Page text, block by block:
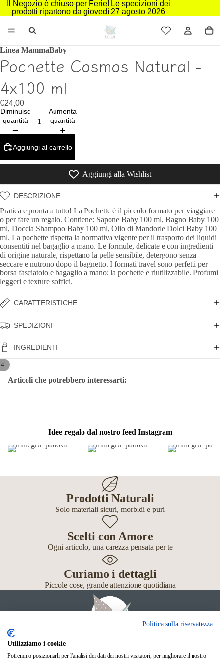
Il Negozio è chiuso per Ferie! Le spedizioni dei
prodotti ripartono da giovedì 27 agosto 2026
4
Linea MammaBaby
Pochette Cosmos Natural -
4x100 ml
€24,00
Diminuisci
quantità
Aumenta
quantità
Aggiungi al carrello
Aggiungi alla Wishlist
DESCRIZIONE
Pratica e pronta a tutto! La Pochette è il piccolo formato per viaggiare
o per fare un regalo. Contiene: Sapone Baby 100 ml, Bagno Baby 100
ml, Doccia Shampoo Baby 100 ml, Olio di Mandorle Dolci Baby 100
ml. La pochette rispetta la normativa vigente per il trasporto dei liquidi
consentiti nel bagaglio a mano. Le formule, delicate e con ingredienti
di origine naturale, rispettano la pelle sensibile, detergono senza
seccare e nutrono dopo il bagnetto. I formati travel sono perfetti per
borsa fasciatoio e bagaglio a mano; la pochette è riutilizzabile. Profumi
leggeri e texture soffici.
CARATTERISTICHE
SPEDIZIONI
INGREDIENTI
Articoli che potrebbero interessarti:
Idee regalo dal nostro feed Instagram
Prodotti Naturali
Solo materiali sicuri, morbidi e puri
Scelti con Amore
Ogni articolo, una carezza pensata per te
Curiamo i dettagli
Piccole cose, grande attenzione quotidiana
Giochi
Politica sulla riservatezza
Utilizziamo i cookie
Potremmo posizionarli per l'analisi dei dati dei nostri visitatori, per migliorare il nostro